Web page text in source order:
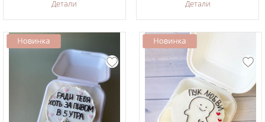
Детали Детали